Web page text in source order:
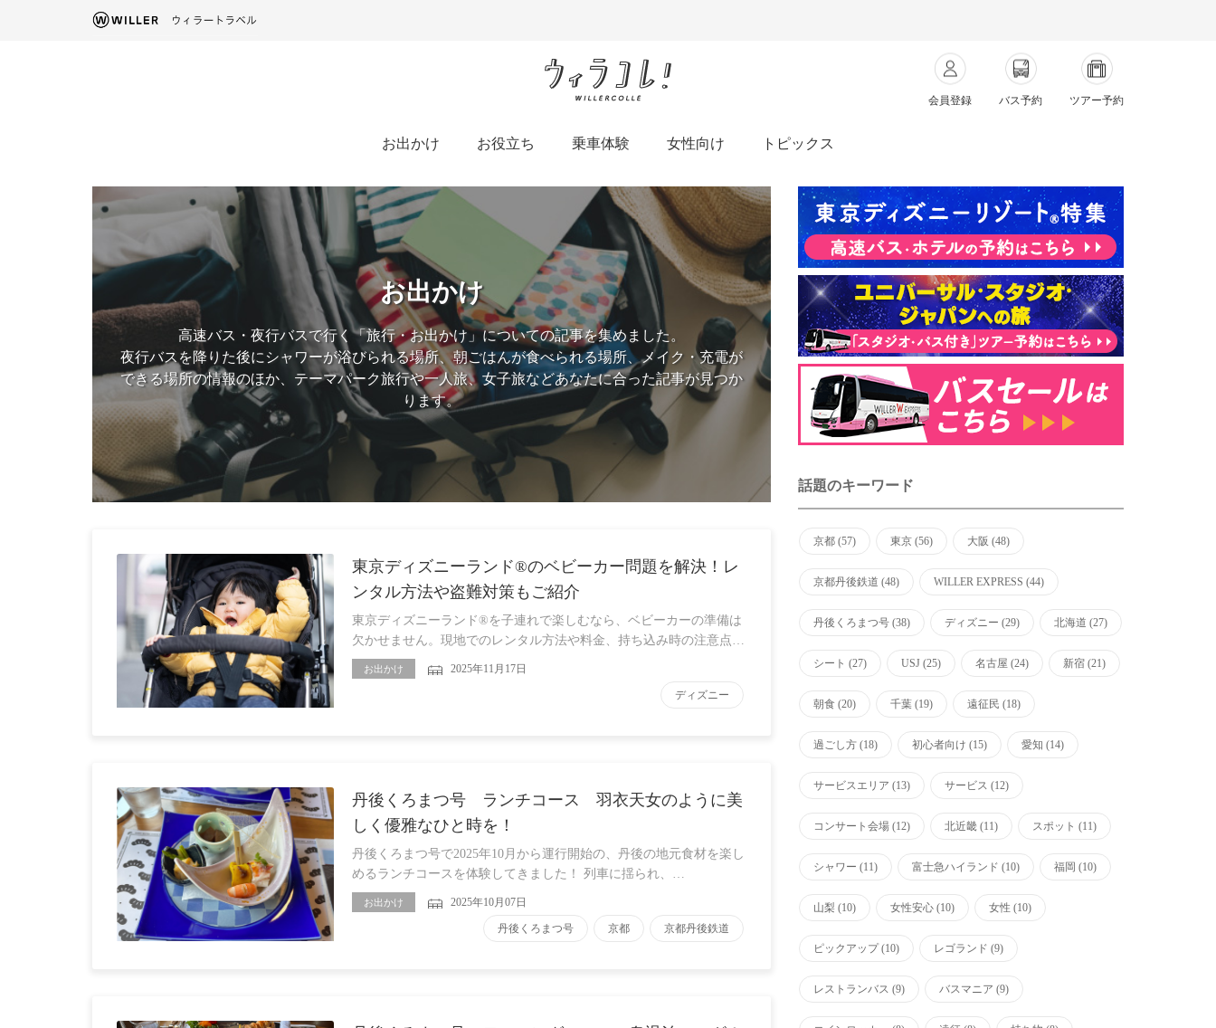
会員登録 バス予約 ツアー予約
お出かけ お役立ち 乗車体験 女性向け トピックス
お出かけ
高速バス・夜行バスで行く「旅行・お出かけ」についての記事を集めました。
夜行バスを降りた後にシャワーが浴びられる場所、朝ごはんが食べられる場所、メイク・充電が
できる場所の情報のほか、テーマパーク旅行や一人旅、女子旅などあなたに合った記事が見つか
ります。
東京ディズニーランド®のベビーカー問題を解決！レ
ンタル方法や盗難対策もご紹介
東京ディズニーランド®を子連れで楽しむなら、ベビーカーの準備は
欠かせません。現地でのレンタル方法や料金、持ち込み時の注意点…
お出かけ 2025年11月17日
ディズニー
丹後くろまつ号 ランチコース 羽衣天女のように美
しく優雅なひと時を！
丹後くろまつ号で2025年10月から運行開始の、丹後の地元食材を楽し
めるランチコースを体験してきました！ 列車に揺られ、…
お出かけ 2025年10月07日
丹後くろまつ号 京都 京都丹後鉄道
話題のキーワード
京都 (57) 東京 (56) 大阪 (48)
京都丹後鉄道 (48) WILLER EXPRESS (44)
丹後くろまつ号 (38) ディズニー (29) 北海道 (27)
シート (27) USJ (25) 名古屋 (24) 新宿 (21)
朝食 (20) 千葉 (19) 遠征民 (18)
過ごし方 (18) 初心者向け (15) 愛知 (14)
サービスエリア (13) サービス (12)
コンサート会場 (12) 北近畿 (11) スポット (11)
シャワー (11) 富士急ハイランド (10) 福岡 (10)
山梨 (10) 女性安心 (10) 女性 (10)
ピックアップ(10) レゴランド (9)
レストランバス (9) バスマニア (9)